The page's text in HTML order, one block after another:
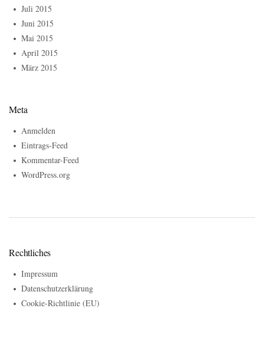
Juli 2015
Juni 2015
Mai 2015
April 2015
März 2015
Meta
Anmelden
Eintrags-Feed
Kommentar-Feed
WordPress.org
Rechtliches
Impressum
Datenschutzerklärung
Cookie-Richtlinie (EU)